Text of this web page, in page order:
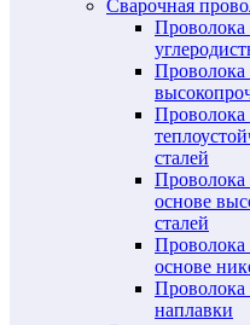
Сварочная
Проволока
Проволока
Проволока
сталей
Проволока
основе
сталей
Проволока
основе
Проволока
наплавки